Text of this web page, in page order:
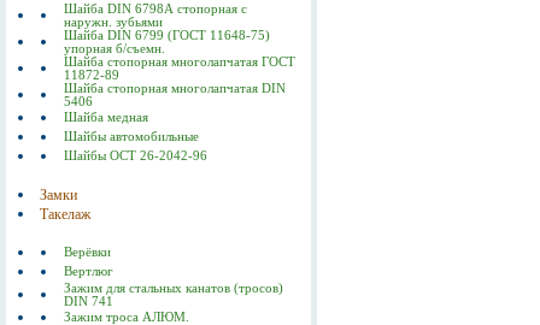
Шайба DIN 6798А стопорная с
наружн. зубьями
Шайба DIN 6799 (ГОСТ 11648-75)
упорная б/съемн.
Шайба стопорная многолапчатая ГОСТ
11872-89
Шайба стопорная многолапчатая DIN
5406
Шайба медная
Шайбы автомобильные
Шайбы ОСТ 26-2042-96
Замки
Такелаж
Верёвки
Вертлюг
Зажим для стальных канатов (тросов)
DIN 741
Зажим троса АЛЮМ.